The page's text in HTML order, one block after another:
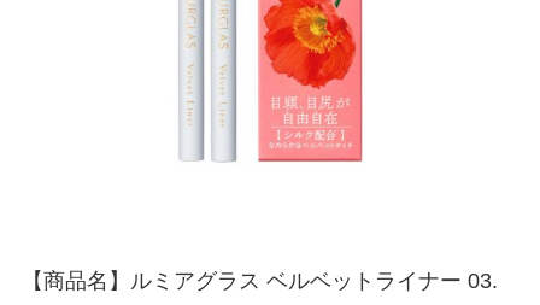
【商品名】ルミアグラス ベルベットライナー 03.